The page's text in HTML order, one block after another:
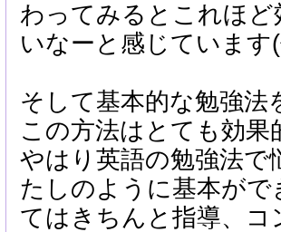
わってみるとこれほ
いなーと感じています
そして基本的な勉強法
この方法はとても効
やはり英語の勉強法で
たしのように基本が
てはきちんと指導、